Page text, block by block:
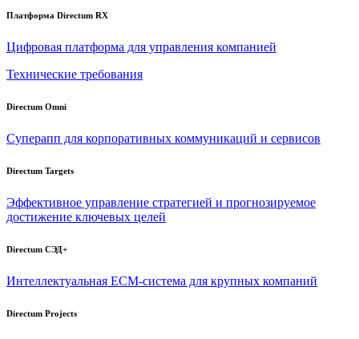
Платформа Directum RX
Цифровая платформа для управления компанией
Технические требования
Directum Omni
Суперапп для корпоративных коммуникаций и сервисов
Directum Targets
Эффективное управление стратегией и прогнозируемое
достижение ключевых целей
Directum СЭД+
Интеллектуальная ECM-система для крупных компаний
Directum Projects